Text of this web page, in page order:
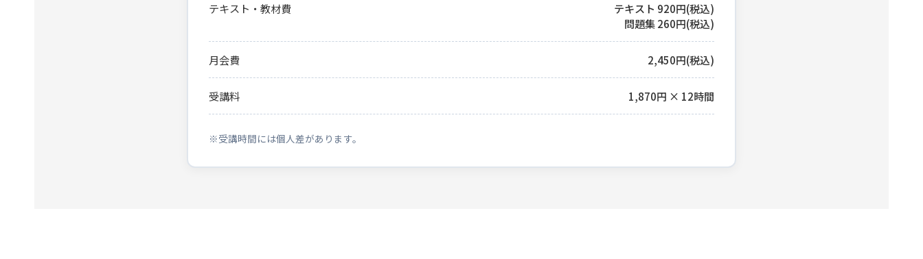
テキスト・教材費
テキスト 920円(税込)
問題集 260円(税込)
月会費 2,450円(税込)
受講料 1,870円 × 12時間
※受講時間には個人差があります。